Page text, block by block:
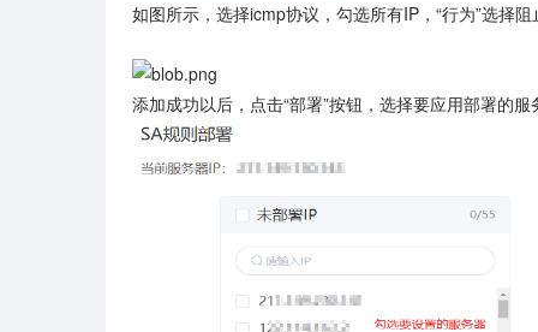
如图所示，选择icmp协议，勾选所有IP，“行为”选择阻
添加成功以后，点击“部署”按钮，选择要应用部署的服